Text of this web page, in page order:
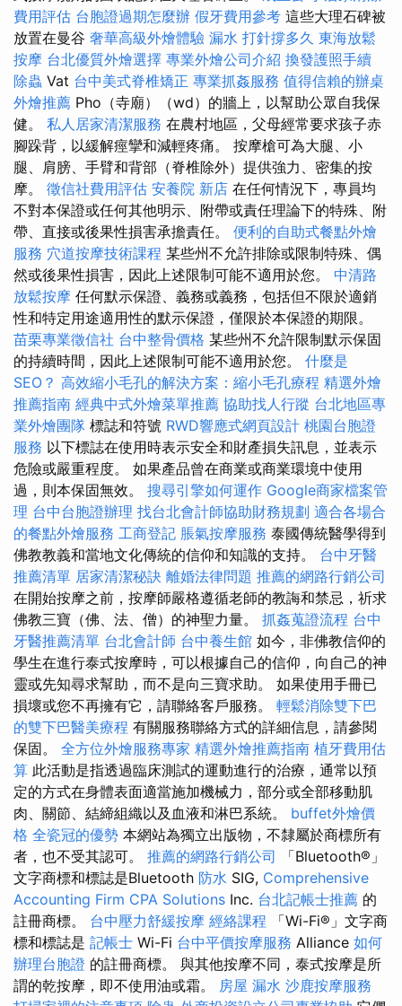
費用評估 台胞證過期怎麼辦 假牙費用參考 這些大理石碑被
放置在曼谷 奢華高級外燴體驗 漏水 打針撐多久 東海放鬆
按摩 台北優質外燴選擇 專業外燴公司介紹 換發護照手續
除蟲 Vat 台中美式脊椎矯正 專業抓姦服務 值得信賴的辦桌
外燴推薦 Pho（寺廟）（wd）的牆上，以幫助公眾自我保
健。 私人居家清潔服務 在農村地區，父母經常要求孩子赤
腳跺背，以緩解痙攣和減輕疼痛。 按摩槍可為大腿、小
腿、肩膀、手臂和背部（脊椎除外）提供強力、密集的按
摩。 徵信社費用評估 安養院 新店 在任何情況下，專員均
不對本保證或任何其他明示、附帶或責任理論下的特殊、附
帶、直接或後果性損害承擔責任。 便利的自助式餐點外燴
服務 穴道按摩技術課程 某些州不允許排除或限制特殊、偶
然或後果性損害，因此上述限制可能不適用於您。 中清路
放鬆按摩 任何默示保證、義務或義務，包括但不限於適銷
性和特定用途適用性的默示保證，僅限於本保證的期限。
苗栗專業徵信社 台中整骨價格 某些州不允許限制默示保固
的持續時間，因此上述限制可能不適用於您。 什麼是
SEO？ 高效縮小毛孔的解決方案：縮小毛孔療程 精選外燴
推薦指南 經典中式外燴菜單推薦 協助找人行蹤 台北地區專
業外燴團隊 標誌和符號 RWD響應式網頁設計 桃園台胞證
服務 以下標誌在使用時表示安全和財產損失訊息，並表示
危險或嚴重程度。 如果產品曾在商業或商業環境中使用
過，則本保固無效。 搜尋引擎如何運作 Google商家檔案管
理 台中台胞證辦理 找台北會計師協助財務規劃 適合各場合
的餐點外燴服務 工商登記 脹氣按摩服務 泰國傳統醫學得到
佛教教義和當地文化傳統的信仰和知識的支持。 台中牙醫
推薦清單 居家清潔秘訣 離婚法律問題 推薦的網路行銷公司
在開始按摩之前，按摩師嚴格遵循老師的教誨和禁忌，祈求
佛教三寶（佛、法、僧）的神聖力量。 抓姦蒐證流程 台中
牙醫推薦清單 台北會計師 台中養生館 如今，非佛教信仰的
學生在進行泰式按摩時，可以根據自己的信仰，向自己的神
靈或先知尋求幫助，而不是向三寶求助。 如果使用手冊已
損壞或您不再擁有它，請聯絡客戶服務。 輕鬆消除雙下巴
的雙下巴醫美療程 有關服務聯絡方式的詳細信息，請參閱
保固。 全方位外燴服務專家 精選外燴推薦指南 植牙費用估
算 此活動是指透過臨床測試的運動進行的治療，通常以預
定的方式在身體表面適當施加機械力，部分或全部移動肌
肉、關節、結締組織以及血液和淋巴系統。 buffet外燴價
格 全瓷冠的優勢 本網站為獨立出版物，不隸屬於商標所有
者，也不受其認可。 推薦的網路行銷公司 「Bluetooth®」
文字商標和標誌是Bluetooth 防水 SIG, Comprehensive
Accounting Firm CPA Solutions Inc. 台北記帳士推薦 的
註冊商標。 台中壓力舒緩按摩 經絡課程 「Wi-Fi®」文字商
標和標誌是 記帳士 Wi-Fi 台中平價按摩服務 Alliance 如何
辦理台胞證 的註冊商標。 與其他按摩不同，泰式按摩是所
謂的乾按摩，即不使用油或霜。 房屋 漏水 沙鹿按摩服務